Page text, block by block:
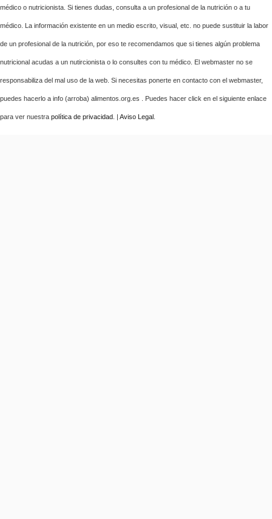
médico o nutricionista. Si tienes dudas, consulta a un profesional de la nutrición o a tu
médico. La información existente en un medio escrito, visual, etc. no puede sustituir la labor
de un profesional de la nutrición, por eso te recomendamos que si tienes algún problema
nutricional acudas a un nutircionista o lo consultes con tu médico. El webmaster no se
responsabiliza del mal uso de la web. Si necesitas ponerte en contacto con el webmaster,
puedes hacerlo a info (arroba) alimentos.org.es . Puedes hacer click en el siguiente enlace
para ver nuestra política de privacidad . | Aviso Legal